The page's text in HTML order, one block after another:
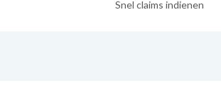
Snel claims indienen